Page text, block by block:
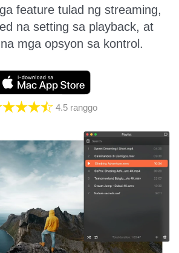
feature tulad ng streaming,
na setting sa playback, at
mga opsyon sa kontrol.
4.5 ranggo